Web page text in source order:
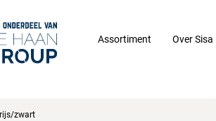
Assortiment Over Sisa
zwart